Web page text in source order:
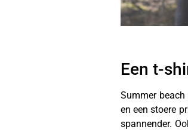
Een t-
Summer
en een stoere
spannender.